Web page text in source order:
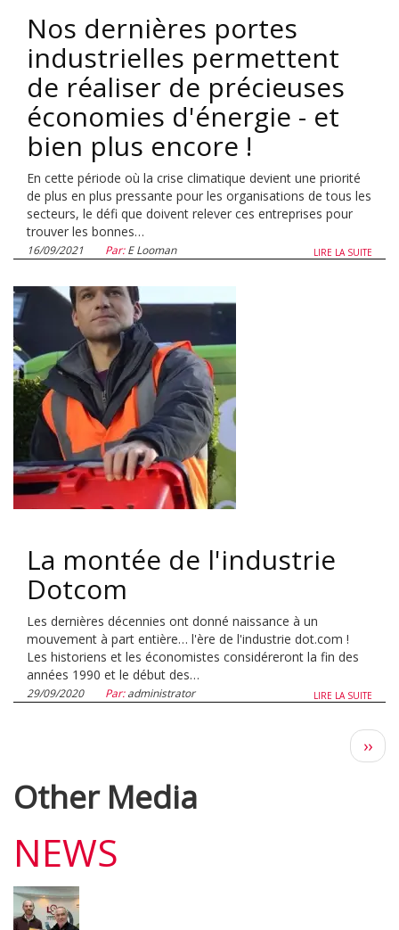
Nos dernières portes
industrielles permettent
de réaliser de précieuses
économies d'énergie - et
bien plus encore !
En cette période où la crise climatique devient une priorité
de plus en plus pressante pour les organisations de tous les
secteurs, le défi que doivent relever ces entreprises pour
trouver les bonnes…
LIRE LA SUITE
16/09/2021 Par:E Looman
La montée de l'industrie
Dotcom
Les dernières décennies ont donné naissance à un
mouvement à part entière… l'ère de l'industrie dot.com !
Les historiens et les économistes considéreront la fin des
années 1990 et le début des…
LIRE LA SUITE
29/09/2020 Par:administrator
Page
››
Other Media
NEWS